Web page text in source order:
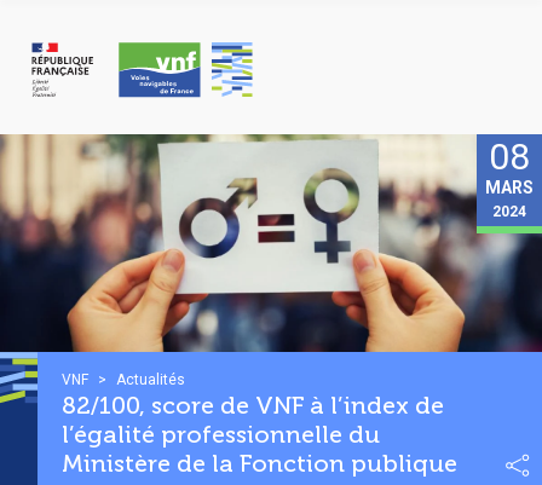
08
MARS
2024
VNF > Actualités
82/100, score de VNF à l’index de
l’égalité professionnelle du
Ministère de la Fonction publique